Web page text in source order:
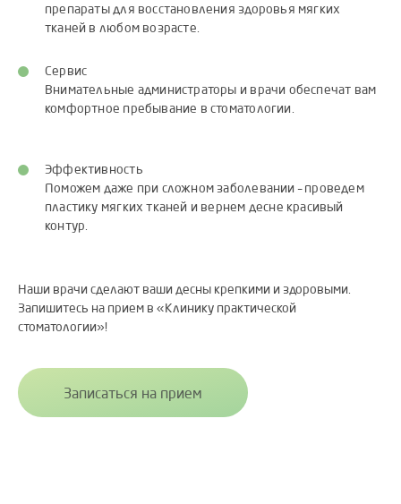
препараты для восстановления здоровья мягких
тканей в любом возрасте.
Сервис
Внимательные администраторы и врачи обеспечат вам
комфортное пребывание в стоматологии.
Эффективность
Поможем даже при сложном заболевании – проведем
пластику мягких тканей и вернем десне красивый
контур.
Наши врачи сделают ваши десны крепкими и здоровыми.
Запишитесь на прием в «Клинику практической
стоматологии»!
Записаться на прием